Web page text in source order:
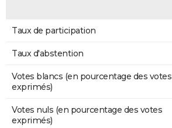
Taux de participation
Taux d'abstention
Votes blancs (en pourcentage des votes
exprimés)
Votes nuls (en pourcentage des votes
exprimés)